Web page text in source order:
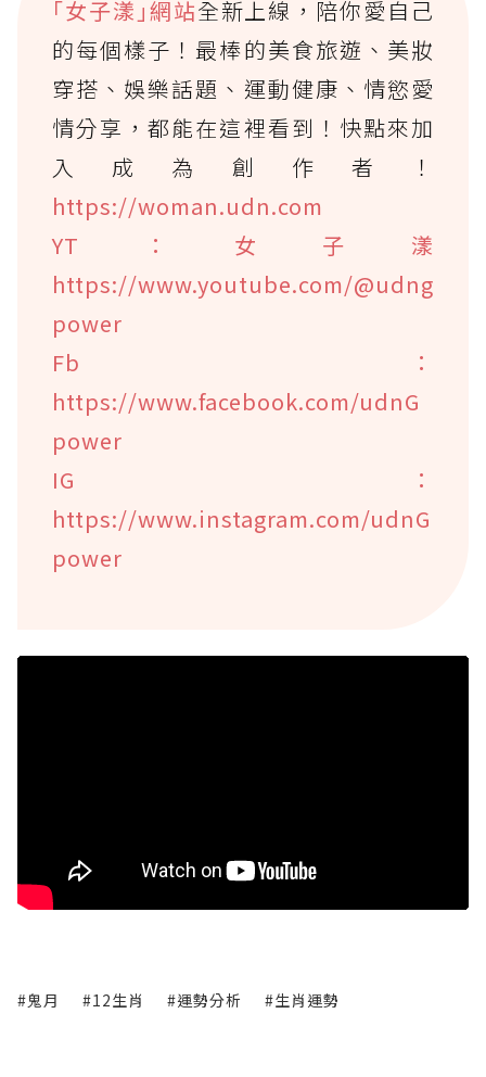
｢女子漾｣網站全新上線，陪你愛自己
的每個樣子！最棒的美食旅遊、美妝
穿搭、娛樂話題、運動健康、情慾愛
情分享，都能在這裡看到！快點來加
入成為創作者！
https://woman.udn.com
YT：女子漾
https://www.youtube.com/@udng
power
Fb：
https://www.facebook.com/udnG
power
IG：
https://www.instagram.com/udnG
power
#鬼月 #12生肖 #運勢分析 #生肖運勢